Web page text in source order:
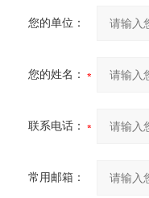
您的单位：
您的姓名：
联系电话：
常用邮箱：